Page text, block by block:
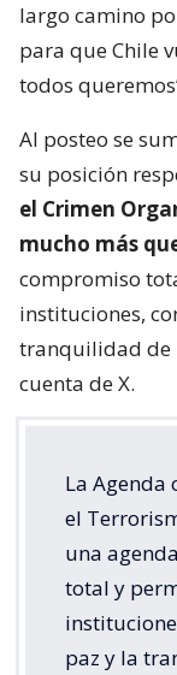
largo camino
para que Chile
todos
Al posteo se
su posición
el Crimen
mucho más
compromiso
instituciones,
tranquilidad de
cuenta de X.
La Agenda
el
una
total y
paz y la